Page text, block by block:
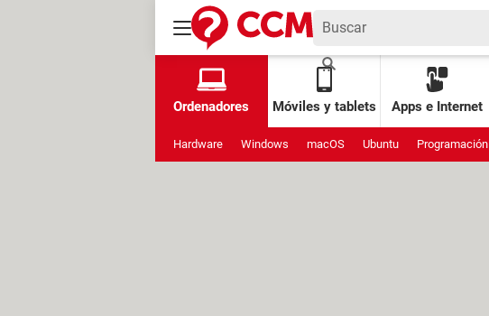
Ordenadores Móviles y tablets Apps e Internet
Hardware Windows macOS Ubuntu Programación